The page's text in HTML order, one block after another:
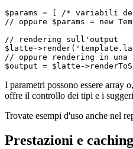
$params = [ /* variabili
// oppure $params = new
// rendering sull'output
$latte-
// oppure rendering in
I parametri possono essere array
offre il controllo dei tipi e i
Trovate esempi d'uso anche nel
Prestazioni e caching